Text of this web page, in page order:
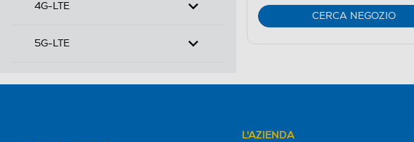
4G-LTE
5G-LTE
CERCA NEGOZIO
L'AZIENDA